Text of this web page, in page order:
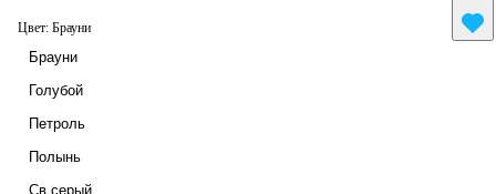
Цвет: Брауни
Брауни
Голубой
Петроль
Полынь
Св.серый